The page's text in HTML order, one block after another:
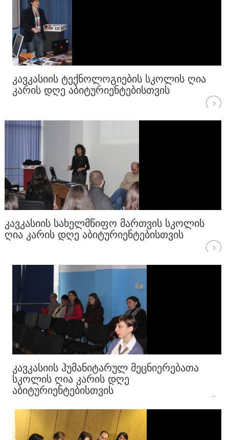
ᲙᲐᲕᲙᲐᲡᲘᲘᲡ ᲢᲔᲥᲜᲝᲚᲝᲒᲘᲔᲑᲘᲡ ᲡᲙᲝᲚᲘᲡ ᲦᲘᲐ
ᲙᲐᲠᲘᲡ ᲓᲦᲔ ᲐᲑᲘᲢᲣᲠᲘᲔᲜᲢᲔᲑᲘᲡᲗᲕᲘᲡ
ᲙᲐᲕᲙᲐᲡᲘᲘᲡ ᲡᲐᲮᲔᲚᲛᲬᲘᲤᲝ ᲛᲐᲠᲗᲕᲘᲡ ᲡᲙᲝᲚᲘᲡ
ᲦᲘᲐ ᲙᲐᲠᲘᲡ ᲓᲦᲔ ᲐᲑᲘᲢᲣᲠᲘᲔᲜᲢᲔᲑᲘᲡᲗᲕᲘᲡ
ᲙᲐᲕᲙᲐᲡᲘᲘᲡ ᲰᲣᲛᲐᲜᲘᲢᲐᲠᲣᲚ ᲛᲔᲪᲜᲘᲔᲠᲔᲑᲐᲗᲐ
ᲡᲙᲝᲚᲘᲡ ᲦᲘᲐ ᲙᲐᲠᲘᲡ ᲓᲦᲔ
ᲐᲑᲘᲢᲣᲠᲘᲔᲜᲢᲔᲑᲘᲡᲗᲕᲘᲡ